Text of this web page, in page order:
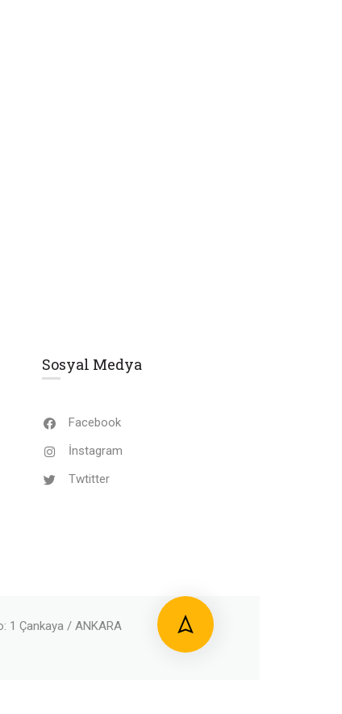
Sosyal Medya
Facebook
İnstagram
Twtitter
1 Çankaya / ANKARA